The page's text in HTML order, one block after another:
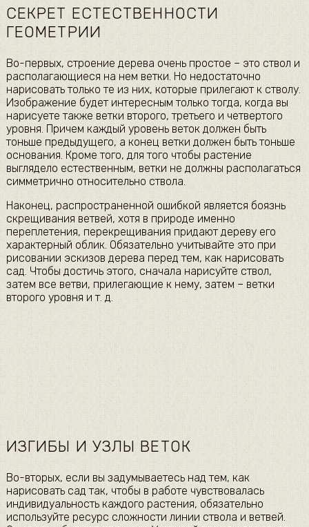
СЕКРЕТ ЕСТЕСТВЕННОСТИ
ГЕОМЕТРИИ
Во-первых, строение дерева очень простое – это ствол и
располагающиеся на нем ветки. Но недостаточно
нарисовать только те из них, которые прилегают к стволу.
Изображение будет интересным только тогда, когда вы
нарисуете также ветки второго, третьего и четвертого
уровня. Причем каждый уровень веток должен быть
тоньше предыдущего, а конец ветки должен быть тоньше
основания. Кроме того, для того чтобы растение
выглядело естественным, ветки не должны располагаться
симметрично относительно ствола.
Наконец, распространенной ошибкой является боязнь
скрещивания ветвей, хотя в природе именно
переплетения, перекрещивания придают дереву его
характерный облик. Обязательно учитывайте это при
рисовании эскизов дерева перед тем, как нарисовать
сад. Чтобы достичь этого, сначала нарисуйте ствол,
затем все ветви, прилегающие к нему, затем – ветки
второго уровня и т. д.
ИЗГИБЫ И УЗЛЫ ВЕТОК
Во-вторых, если вы задумываетесь над тем, как
нарисовать сад так, чтобы в работе чувствовалась
индивидуальность каждого растения, обязательно
используйте ресурс сложности линии ствола и ветвей.